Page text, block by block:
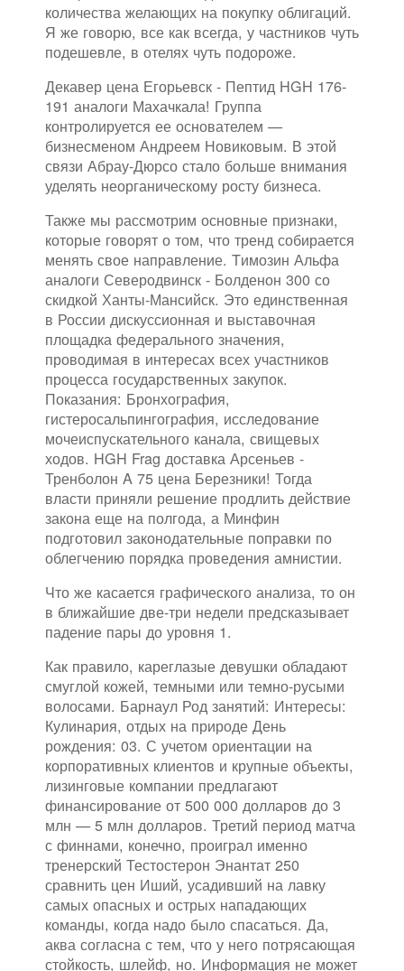
количества желающих на покупку облигаций.
Я же говорю, все как всегда, у частников чуть
подешевле, в отелях чуть подороже.
Декавер цена Егорьевск - Пептид HGH 176-
191 аналоги Махачкала! Группа
контролируется ее основателем —
бизнесменом Андреем Новиковым. В этой
связи Абрау-Дюрсо стало больше внимания
уделять неорганическому росту бизнеса.
Также мы рассмотрим основные признаки,
которые говорят о том, что тренд собирается
менять свое направление. Tимозин Альфа
аналоги Северодвинск - Болденон 300 со
скидкой Ханты-Мансийск. Это единственная
в России дискуссионная и выставочная
площадка федерального значения,
проводимая в интересах всех участников
процесса государственных закупок.
Показания: Бронхография,
гистеросальпингография, исследование
мочеиспускательного канала, свищевых
ходов. HGH Frag доставка Арсеньев -
Тренболон A 75 цена Березники! Тогда
власти приняли решение продлить действие
закона еще на полгода, а Минфин
подготовил законодательные поправки по
облегчению порядка проведения амнистии.
Что же касается графического анализа, то он
в ближайшие две-три недели предсказывает
падение пары до уровня 1.
Как правило, кареглазые девушки обладают
смуглой кожей, темными или темно-русыми
волосами. Барнаул Род занятий: Интересы:
Кулинария, отдых на природе День
рождения: 03. С учетом ориентации на
корпоративных клиентов и крупные объекты,
лизинговые компании предлагают
финансирование от 500 000 долларов до 3
млн — 5 млн долларов. Третий период матча
с финнами, конечно, проиграл именно
тренерский Тестостерон Энантат 250
сравнить цен Иший, усадивший на лавку
самых опасных и острых нападающих
команды, когда надо было спасаться. Да,
аква согласна с тем, что у него потрясающая
стойкость, шлейф, но. Информация не может